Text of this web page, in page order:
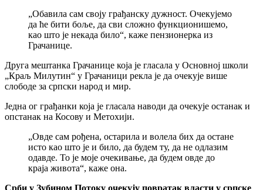
„Обавила сам своју грађанску дужност. Очекујемо
да ће бити боље, да сви сложно функционишемо,
као што је некада било“, каже пензионерка из
Грачанице.
Друга мештанка Грачанице која је гласала у Основној школи
„Краљ Милутин“ у Грачаници рекла је да очекује више
слободе за српски народ и мир.
Једна ог грађанки која је гласала наводи да очекује останак и
опстанак на Косову и Метохији.
„Овде сам рођена, остарила и волела бих да остане
исто као што је и било, да будем ту, да не одлазим
одавде. То је моје очекивање, да будем овде до
краја живота“, каже она.